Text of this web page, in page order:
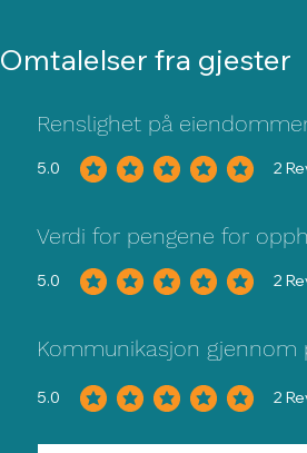
Omtalelser fra gjester
Renslighet på
5.0 2
gjennomsnittlig vurdering er 5 av 5,
Verdi for pengene for
5.0 2
gjennomsnittlig vurdering er 5 av 5,
Kommunikasjon gjennom
5.0 2
gjennomsnittlig vurdering er 5 av 5,